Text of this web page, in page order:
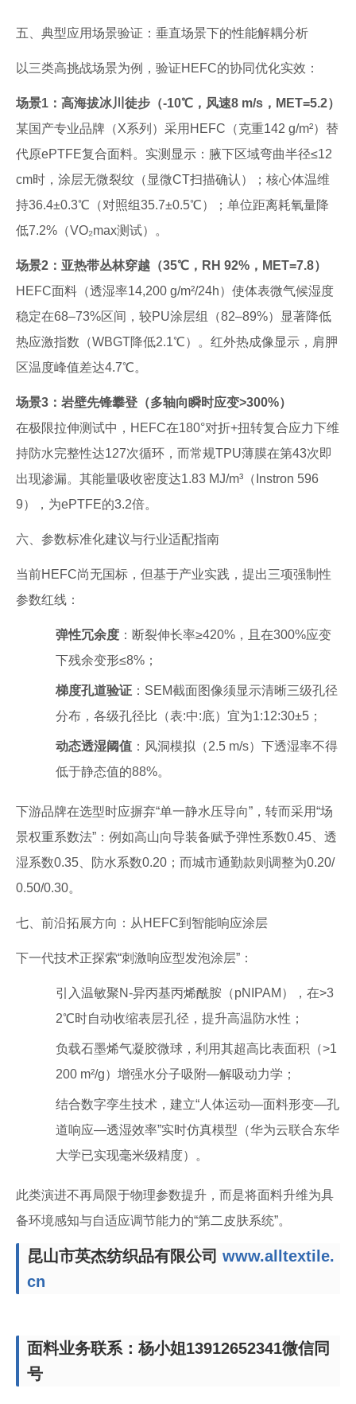
五、典型应用场景验证：垂直场景下的性能解耦分析
以三类高挑战场景为例，验证HEFC的协同优化实效：
场景1：高海拔冰川徒步（-10℃，风速8 m/s，MET=5.2）
某国产专业品牌（X系列）采用HEFC（克重142 g/m²）替
代原ePTFE复合面料。实测显示：腋下区域弯曲半径≤12
cm时，涂层无微裂纹（显微CT扫描确认）；核心体温维
持36.4±0.3℃（对照组35.7±0.5℃）；单位距离耗氧量降
低7.2%（VO₂max测试）。
场景2：亚热带丛林穿越（35℃，RH 92%，MET=7.8）
HEFC面料（透湿率14,200 g/m²/24h）使体表微气候湿度
稳定在68–73%区间，较PU涂层组（82–89%）显著降低
热应激指数（WBGT降低2.1℃）。红外热成像显示，肩胛
区温度峰值差达4.7℃。
场景3：岩壁先锋攀登（多轴向瞬时应变>300%）
在极限拉伸测试中，HEFC在180°对折+扭转复合应力下维
持防水完整性达127次循环，而常规TPU薄膜在第43次即
出现渗漏。其能量吸收密度达1.83 MJ/m³（Instron 596
9），为ePTFE的3.2倍。
六、参数标准化建议与行业适配指南
当前HEFC尚无国标，但基于产业实践，提出三项强制性
参数红线：
弹性冗余度 ：断裂伸长率≥420%，且在300%应变
下残余变形≤8%；
梯度孔道验证 ：SEM截面图像须显示清晰三级孔径
分布，各级孔径比（表:中:底）宜为1:12:30±5；
动态透湿阈值 ：风洞模拟（2.5 m/s）下透湿率不得
低于静态值的88%。
下游品牌在选型时应摒弃“单一静水压导向”，转而采用“场
景权重系数法”：例如高山向导装备赋予弹性系数0.45、透
湿系数0.35、防水系数0.20；而城市通勤款则调整为0.20/
0.50/0.30。
七、前沿拓展方向：从HEFC到智能响应涂层
下一代技术正探索“刺激响应型发泡涂层”：
引入温敏聚N-异丙基丙烯酰胺（pNIPAM），在>3
2℃时自动收缩表层孔径，提升高温防水性；
负载石墨烯气凝胶微球，利用其超高比表面积（>1
200 m²/g）增强水分子吸附—解吸动力学；
结合数字孪生技术，建立“人体运动—面料形变—孔
道响应—透湿效率”实时仿真模型（华为云联合东华
大学已实现毫米级精度）。
此类演进不再局限于物理参数提升，而是将面料升维为具
备环境感知与自适应调节能力的“第二皮肤系统”。
昆山市英杰纺织品有限公司 www.alltextile.
cn
面料业务联系：杨小姐13912652341微信同
号